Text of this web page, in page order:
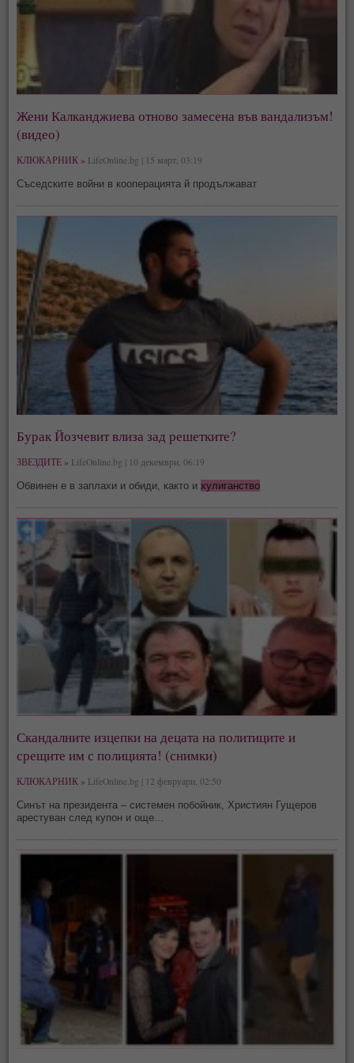
Жени Калканджиева отново замесена във вандализъм!
(видео)
КЛЮКАРНИК » LifeOnline.bg | 15 март, 03:19
Съседските войни в кооперацията й продължават
Бурак Йозчевит влиза зад решетките?
ЗВЕЗДИТЕ » LifeOnline.bg | 10 декември, 06:19
Обвинен е в заплахи и обиди, както ихулиганство
Скандалните изцепки на децата на политиците и
срещите им с полицията! (снимки)
КЛЮКАРНИК » LifeOnline.bg | 12 февруари, 02:50
Синът на президента – системен побойник, Християн Гущеров
арестуван след купон и още...